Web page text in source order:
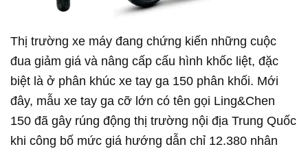
Thị trường xe máy đang chứng kiến những cuộc
đua giảm giá và nâng cấp cấu hình khốc liệt, đặc
biệt là ở phân khúc xe tay ga 150 phân khối. Mới
đây, mẫu xe tay ga cỡ lớn có tên gọi Ling&Chen
150 đã gây rúng động thị trường nội địa Trung Quốc
khi công bố mức giá hướng dẫn chỉ 12.380 nhân